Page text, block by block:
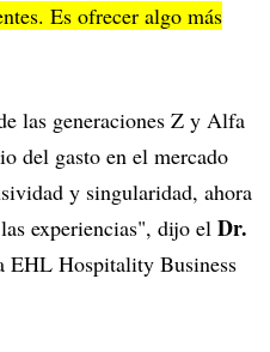
Es ofrecer algo más
las generaciones Z y Alfa
del gasto en el mercado
y singularidad, ahora
experiencias", dijo el Dr.
EHL Hospitality Business